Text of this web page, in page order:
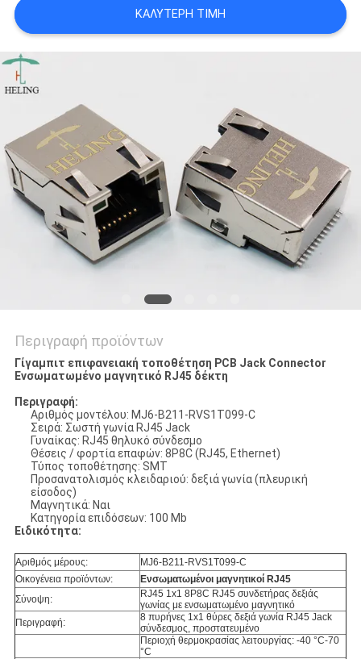
ΑΠΟΡΡΉΤΟΥΚΑΛΎΤΕΡΗ ΤΙΜΉ
Περιγραφή προϊόντων
Γίγαμπιτ επιφανειακή τοποθέτηση PCB Jack Connector
Ενσωματωμένο μαγνητικό RJ45 δέκτη
Περιγραφή:
Αριθμός μοντέλου: MJ6-B211-RVS1T099-C
Σειρά: Σωστή γωνία RJ45 Jack
Γυναίκας: RJ45 θηλυκό σύνδεσμο
Θέσεις / φορτία επαφών: 8P8C (RJ45, Ethernet)
Τύπος τοποθέτησης: SMT
Προσανατολισμός κλειδαριού: δεξιά γωνία (πλευρική
είσοδος)
Μαγνητικά: Ναι
Κατηγορία επιδόσεων: 100 Mb
Ειδικότητα:
Αριθμός μέρους:
MJ6-B211-RVS1T099-C
Οικογένεια προϊόντων:
Ενσωματωμένοι μαγνητικοί RJ45
Σύνοψη:
RJ45 1x1 8P8C RJ45 συνδετήρας δεξιάς
γωνίας με ενσωματωμένο μαγνητικό
Περιγραφή:
8 πυρήνες 1x1 θύρες δεξιά γωνία RJ45 Jack
σύνδεσμος, προστατευμένο
Περιοχή θερμοκρασίας λειτουργίας: -40 °C-70
°C